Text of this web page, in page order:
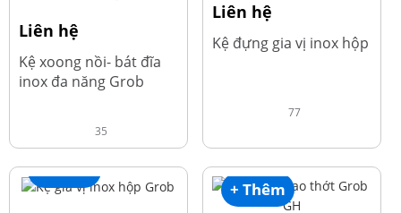
Liên hệ
Kệ xoong nồi- bát đĩa
inox đa năng Grob
35
Liên hệ
Kệ đựng gia vị inox hộp
77
+ Thêm
+ Thêm